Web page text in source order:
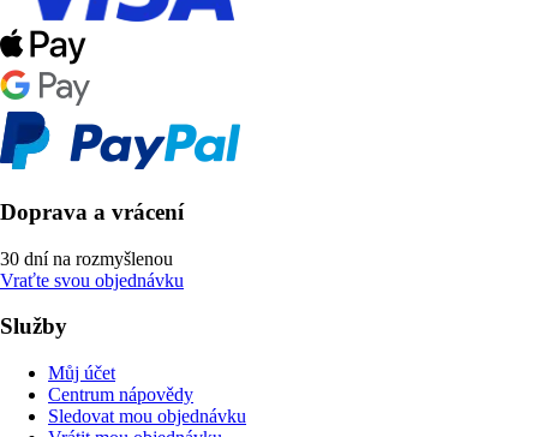
Doprava a vrácení
30 dní na rozmyšlenou
Vraťte svou objednávku
Služby
Můj účet
Centrum nápovědy
Sledovat mou objednávku